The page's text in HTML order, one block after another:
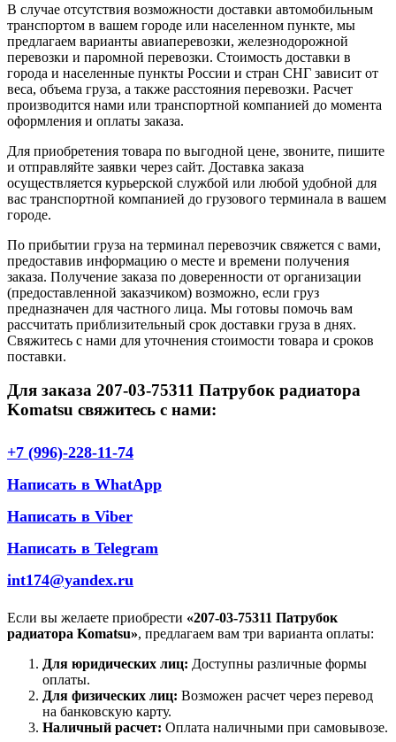
В случае отсутствия возможности доставки автомобильным
транспортом в вашем городе или населенном пункте, мы
предлагаем варианты авиаперевозки, железнодорожной
перевозки и паромной перевозки. Стоимость доставки в
города и населенные пункты России и стран СНГ зависит от
веса, объема груза, а также расстояния перевозки. Расчет
производится нами или транспортной компанией до момента
оформления и оплаты заказа.
Для приобретения товара по выгодной цене, звоните, пишите
и отправляйте заявки через сайт. Доставка заказа
осуществляется курьерской службой или любой удобной для
вас транспортной компанией до грузового терминала в вашем
городе.
По прибытии груза на терминал перевозчик свяжется с вами,
предоставив информацию о месте и времени получения
заказа. Получение заказа по доверенности от организации
(предоставленной заказчиком) возможно, если груз
предназначен для частного лица. Мы готовы помочь вам
рассчитать приблизительный срок доставки груза в днях.
Свяжитесь с нами для уточнения стоимости товара и сроков
поставки.
Для заказа 207-03-75311 Патрубок радиатора
Komatsu свяжитесь с нами:
+7 (996)-228-11-74
Написать в WhatApp
Написать в Viber
Написать в Telegram
int174@yandex.ru
Если вы желаете приобрести «207-03-75311 Патрубок
радиатора Komatsu», предлагаем вам три варианта оплаты:
Для юридических лиц: Доступны различные формы
оплаты.
Для физических лиц: Возможен расчет через перевод
на банковскую карту.
Наличный расчет: Оплата наличными при самовывозе.